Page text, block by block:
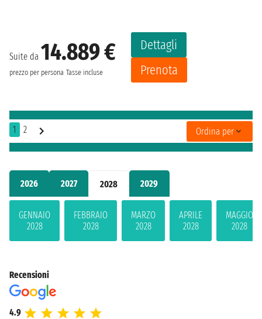
2026 2027 2028 2029
GENNAIO
2028
FEBBRAIO
2028
MARZO
2028
APRILE
2028
MAGGIO
2028
Suite da 14.889 €
prezzo per persona Tasse incluse
Dettagli
Prenota
1 2 Ordina per
Recensioni
4.9